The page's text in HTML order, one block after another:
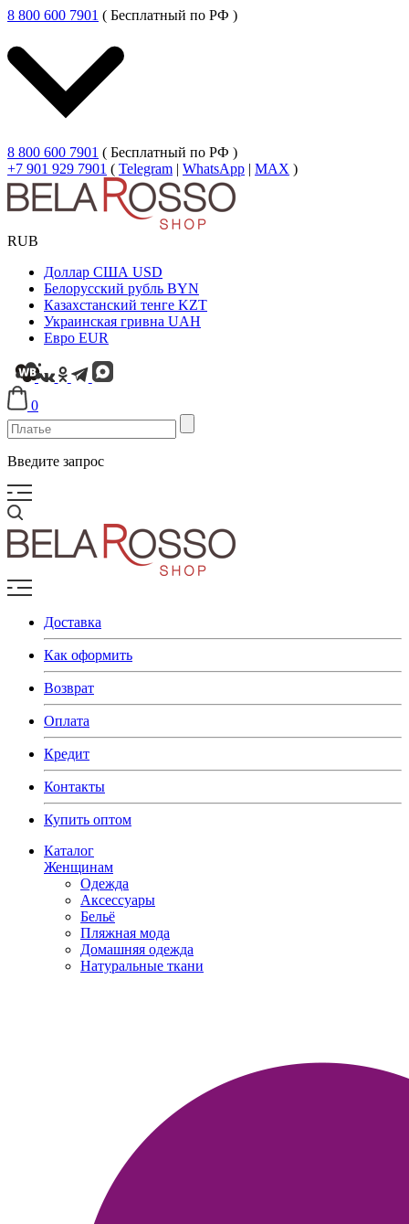
8 800 600 7901 ( Бесплатный по РФ )
8 800 600 7901 ( Бесплатный по РФ )
+7 901 929 7901 ( Telegram | WhatsApp | MAX )
RUB
Доллар США USD
Белорусский рубль BYN
Казахстанский тенге KZT
Украинская гривна UAH
Евро EUR
0
Введите запрос
Доставка
Как оформить
Возврат
Оплата
Кредит
Контакты
Купить оптом
Каталог
Женщинам
Одежда
Аксессуары
Бельё
Пляжная мода
Домашняя одежда
Натуральные ткани